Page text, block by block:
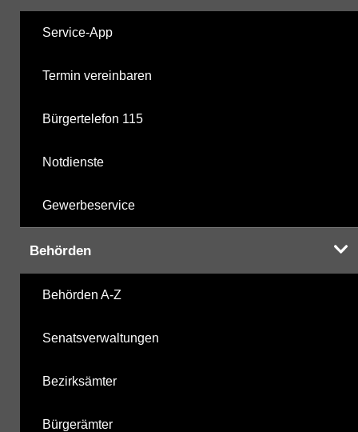
Service-App
Termin vereinbaren
Bürgertelefon 115
Notdienste
Gewerbeservice
Behörden
Behörden A-Z
Senatsverwaltungen
Bezirksämter
Bürgerämter